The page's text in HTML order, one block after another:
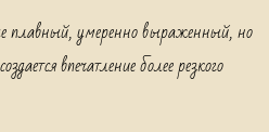
плавный, умеренно выраженный, но
впечатление более резкого